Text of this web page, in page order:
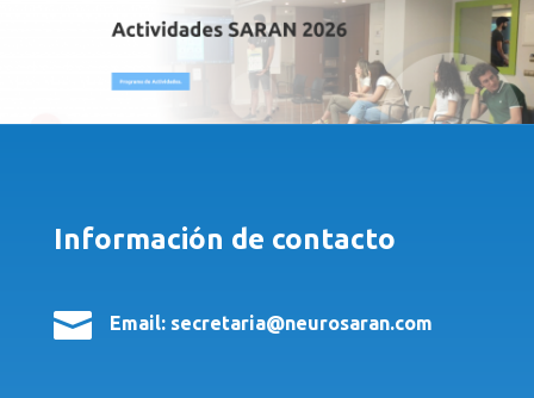
Información de contacto
 Email: secretaria@neurosaran.com